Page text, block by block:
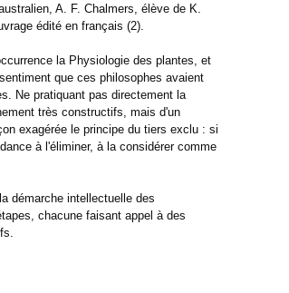
A. F. Chalmers, élève de K.
édité en français (2).
la Physiologie des plantes, et
que ces philosophes avaient
Ne pratiquant pas directement la
très constructifs, mais d'un
exagérée le principe du tiers exclu : si
à l'éliminer, à la considérer comme
démarche intellectuelle des
chacune faisant appel à des